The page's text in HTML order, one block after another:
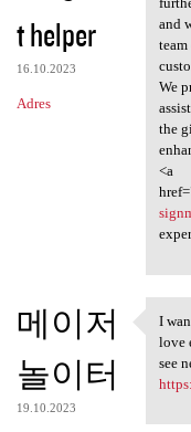
t helper
16.10.2023
Adres
and
We
the
<a
메이저
놀이터
19.10.2023
I
I
love
see